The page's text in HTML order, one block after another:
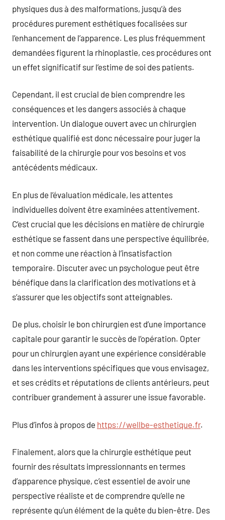
physiques dus à des malformations, jusqu’à des
procédures purement esthétiques focalisées sur
l’enhancement de l’apparence. Les plus fréquemment
demandées figurent la rhinoplastie, ces procédures ont
un effet significatif sur l’estime de soi des patients.
Cependant, il est crucial de bien comprendre les
conséquences et les dangers associés à chaque
intervention. Un dialogue ouvert avec un chirurgien
esthétique qualifié est donc nécessaire pour juger la
faisabilité de la chirurgie pour vos besoins et vos
antécédents médicaux.
En plus de l’évaluation médicale, les attentes
individuelles doivent être examinées attentivement.
C’est crucial que les décisions en matière de chirurgie
esthétique se fassent dans une perspective équilibrée,
et non comme une réaction à l’insatisfaction
temporaire. Discuter avec un psychologue peut être
bénéfique dans la clarification des motivations et à
s’assurer que les objectifs sont atteignables.
De plus, choisir le bon chirurgien est d’une importance
capitale pour garantir le succès de l’opération. Opter
pour un chirurgien ayant une expérience considérable
dans les interventions spécifiques que vous envisagez,
et ses crédits et réputations de clients antérieurs, peut
contribuer grandement à assurer une issue favorable.
Plus d’infos à propos de https://wellbe-esthetique.fr.
Finalement, alors que la chirurgie esthétique peut
fournir des résultats impressionnants en termes
d’apparence physique, c’est essentiel de avoir une
perspective réaliste et de comprendre qu’elle ne
représente qu’un élément de la quête du bien-être. Des